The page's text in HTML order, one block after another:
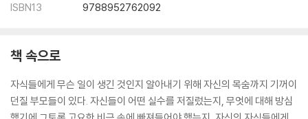
ISBN13
9788952762092
책 속으로
자식들에게 무슨 일이 생긴 것인지 알아내기 위해 자신의 목숨까지 기꺼이
던질 부모들이 있다. 자신들이 어떤 실수를 저질렀는지, 무엇에 대해 방심